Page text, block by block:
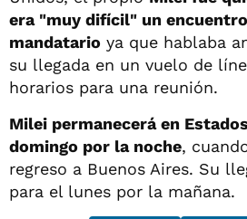
era "muy difícil" un
mandatario ya que hablaba
su llegada en un vuelo de
horarios para una reunión.
Milei permanecerá en
domingo por la noche,
regreso a Buenos Aires. Su
para el lunes por la mañana.